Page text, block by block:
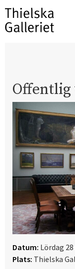
Offentlig
Datum: Lördag 28
Plats: Thielska